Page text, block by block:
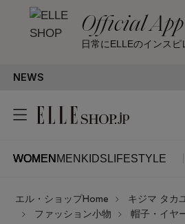
Official App
日常にELLEのインスピ
NEWS
WOMEN MEN KIDS LIFESTYLE
WOMENMENKIDSLIFESTYLE
ITEMS ログイン
SEE RESULTS
エル・ショップHome
キジマ タカ
ファッション小物
帽子・イヤ